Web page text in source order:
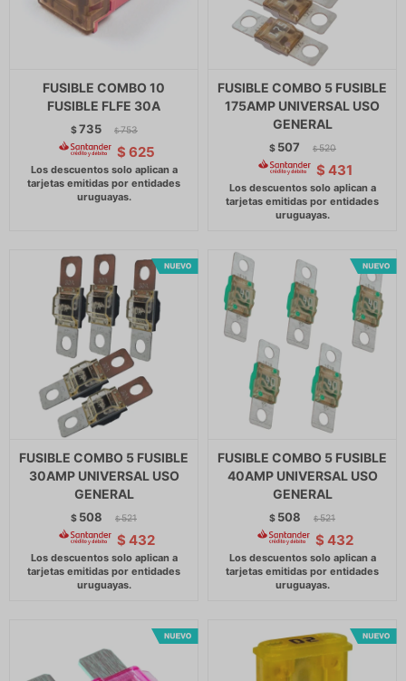
FUSIBLE COMBO 10
FUSIBLE FLFE 30A
$735 $ 753
$ 625
FUSIBLE COMBO 5 FUSIBLE
175AMP UNIVERSAL USO
GENERAL
$ 507 $ 520
$ 431
FUSIBLE COMBO 5 FUSIBLE
30AMP UNIVERSAL USO
GENERAL
$ 508 $ 521
$ 432
FUSIBLE COMBO 5 FUSIBLE
40AMP UNIVERSAL USO
GENERAL
$ 508 $ 521
$ 432